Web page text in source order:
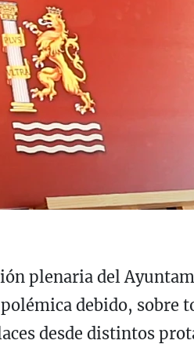
plenaria del
debido, sobre
desde distintos